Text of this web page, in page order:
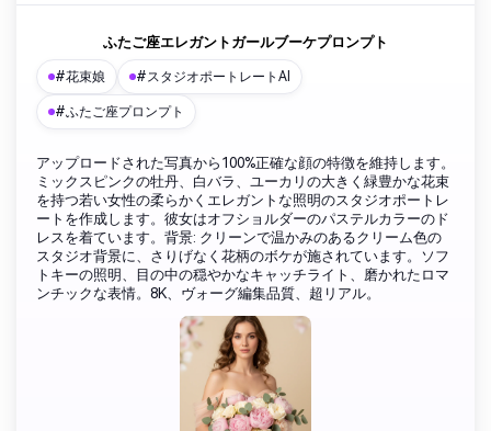
ふたご座エレガントガールブーケプロンプト
#花束娘 #スタジオポートレートAI
#ふたご座プロンプト
アップロードされた写真から100%正確な顔の特徴を維持します。
ミックスピンクの牡丹、白バラ、ユーカリの大きく緑豊かな花束
を持つ若い女性の柔らかくエレガントな照明のスタジオポートレ
ートを作成します。彼女はオフショルダーのパステルカラーのド
レスを着ています。背景: クリーンで温かみのあるクリーム色の
スタジオ背景に、さりげなく花柄のボケが施されています。ソフ
トキーの照明、目の中の穏やかなキャッチライト、磨かれたロマ
ンチックな表情。8K、ヴォーグ編集品質、超リアル。